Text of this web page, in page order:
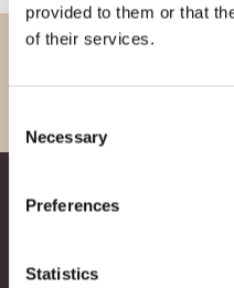
provided to them or that
of their services.
Selection
Necessary
Preferences
Statistics